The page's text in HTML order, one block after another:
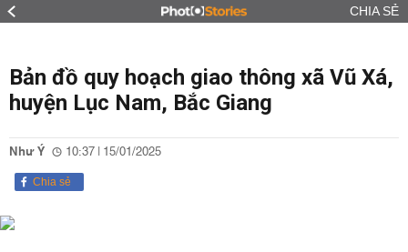
CHIA SẺ
Bản đồ quy hoạch giao thông xã Vũ Xá,
huyện Lục Nam, Bắc Giang
Như Ý 10:37 | 15/01/2025
Chia sẻ